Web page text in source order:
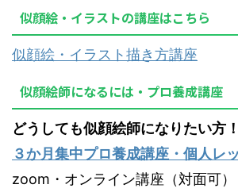
似顔絵・イラストの講座はこちら
似顔絵・イラスト描き方講座
似顔絵師になるには・プロ養成講座
どうしても似顔絵師になりたい方
３か月集中プロ養成講座・個人レ
zoom・オンライン講座（対面可）